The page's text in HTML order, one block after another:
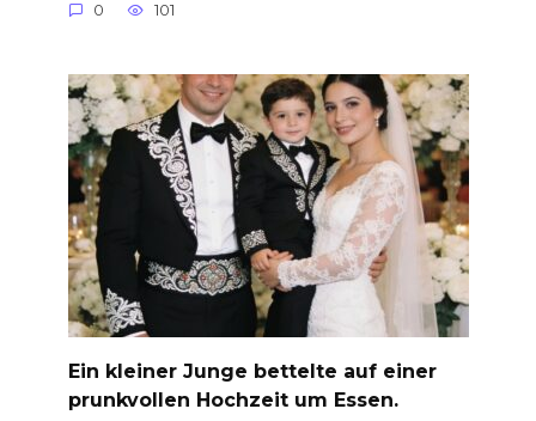
0 101
Ein kleiner Junge bettelte auf einer
prunkvollen Hochzeit um Essen.